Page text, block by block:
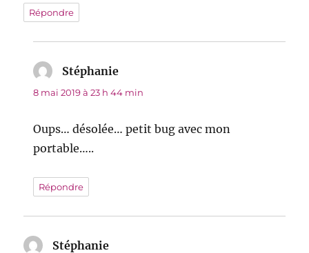
Répondre
Stéphanie
8 mai 2019 à 23 h 44 min
Oups… désolée… petit bug avec mon
portable…..
Répondre
Stéphanie